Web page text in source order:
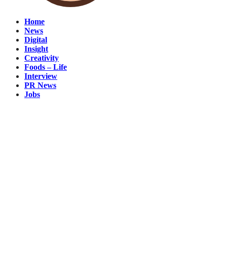
Home
News
Digital
Insight
Creativity
Foods – Life
Interview
PR News
Jobs